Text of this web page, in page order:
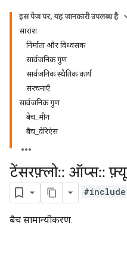
इस पेज पर, यह जानकारी उपलब्ध है
सारांश
निर्माता और विध्वंसक
सार्वजनिक गुण
सार्वजनिक स्थैतिक कार्य
संरचनाएँ
सार्वजनिक गुण
बैच_मीन
बैच_वेरिएंस
टेंसरफ़्लो:: ऑप्स::
#include
बैच सामान्यीकरण.